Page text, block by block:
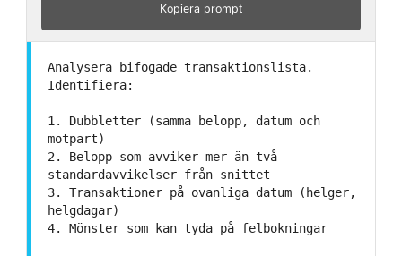
Kopiera prompt
Analysera bifogade transaktionslista.
Identifiera:
1. Dubbletter (samma belopp, datum och
motpart)
2. Belopp som avviker mer än två
standardavvikelser från snittet
3. Transaktioner på ovanliga datum (helger,
helgdagar)
4. Mönster som kan tyda på felbokningar